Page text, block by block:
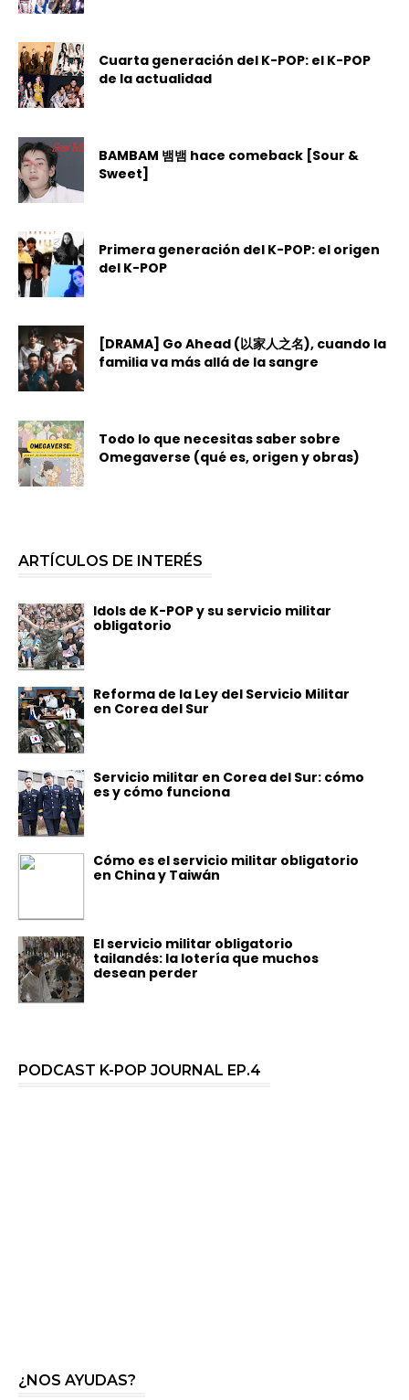
Cuarta generación del K-POP: el K-POP
de la actualidad
BAMBAM 뱀뱀 hace comeback [Sour &
Sweet]
Primera generación del K-POP: el origen
del K-POP
[DRAMA] Go Ahead (以家人之名), cuando la
familia va más allá de la sangre
Todo lo que necesitas saber sobre
Omegaverse (qué es, origen y obras)
ARTÍCULOS DE INTERÉS
Idols de K-POP y su servicio militar
obligatorio
Reforma de la Ley del Servicio Militar
en Corea del Sur
Servicio militar en Corea del Sur: cómo
es y cómo funciona
Cómo es el servicio militar obligatorio
en China y Taiwán
El servicio militar obligatorio
tailandés: la lotería que muchos
desean perder
PODCAST K-POP JOURNAL EP.4
¿NOS AYUDAS?